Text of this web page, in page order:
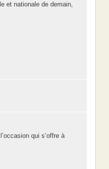
et nationale de demain,
qui s’offre à